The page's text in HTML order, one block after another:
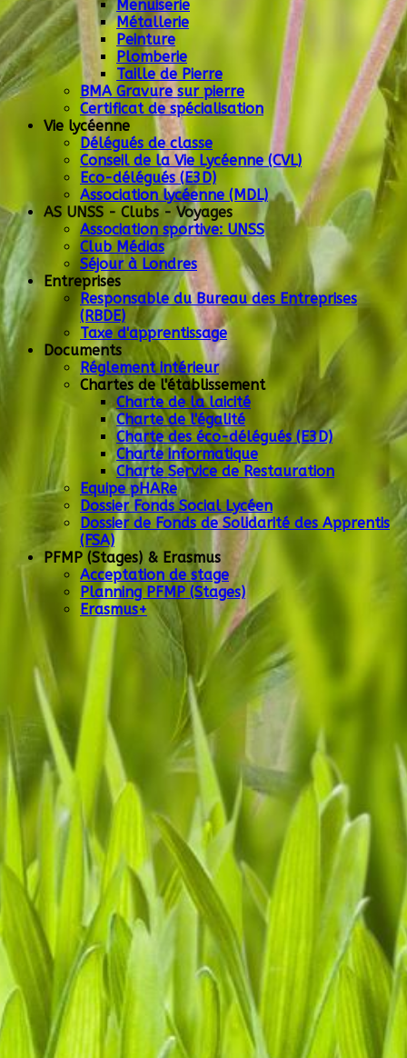
Menuiserie
Métallerie
Peinture
Plomberie
Taille de Pierre
BMA Gravure sur pierre
Certificat de spécialisation
Vie lycéenne
Délégués de classe
Conseil de la Vie Lycéenne (CVL)
Eco-délégués (E3D)
Association lycéenne (MDL)
AS UNSS - Clubs - Voyages
Association sportive: UNSS
Club Médias
Séjour à Londres
Entreprises
Responsable du Bureau des Entreprises
(RBDE)
Taxe d'apprentissage
Documents
Réglement intérieur
Chartes de l'établissement
Charte de la laicité
Charte de l'égalité
Charte des éco-délégués (E3D)
Charte informatique
Charte Service de Restauration
Equipe pHARe
Dossier Fonds Social Lycéen
Dossier de Fonds de Solidarité des Apprentis
(FSA)
PFMP (Stages) & Erasmus
Acceptation de stage
Planning PFMP (Stages)
Erasmus+